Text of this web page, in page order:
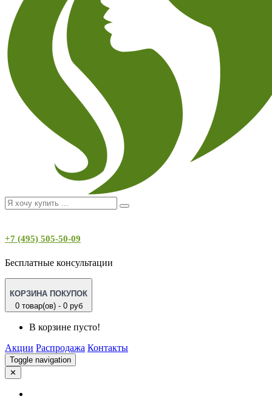
+7 (495) 505-50-09
Бесплатные консультации
КОРЗИНА ПОКУПОК
0 товар(ов) - 0 руб
В корзине пусто!
Акции Распродажа Контакты
Toggle navigation
✕